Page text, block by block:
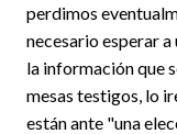
perdimos
necesario esperar
la información que
mesas testigos, lo
están ante "una